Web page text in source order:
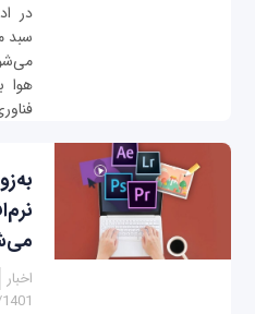
در
سبد
هوا
اخبار
- 17:05